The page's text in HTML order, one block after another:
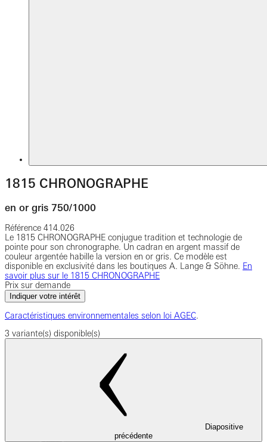
1815 CHRONOGRAPHE
en or gris 750/1000
Référence 414.026
Le 1815 CHRONOGRAPHE conjugue tradition et technologie de
pointe pour son chronographe. Un cadran en argent massif de
couleur argentée habille la version en or gris. Ce modèle est
disponible en exclusivité dans les boutiques A. Lange & Söhne. En
savoir plus sur le 1815 CHRONOGRAPHE
Prix sur demande
Indiquer votre intérêt
Caractéristiques environnementales selon loi AGEC.
3 variante(s) disponible(s)
Diapositive
précédente